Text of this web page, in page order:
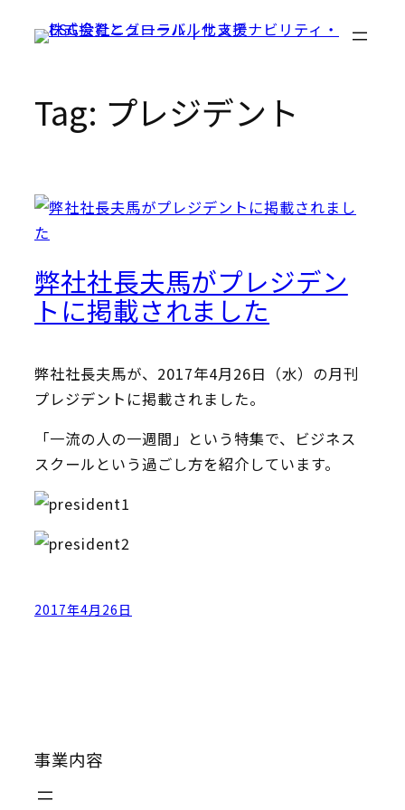
Tag: プレジデント
弊社社長夫馬がプレジデン
トに掲載されました
弊社社長夫馬が、2017年4月26日（水）の月刊
プレジデントに掲載されました。
「一流の人の一週間」という特集で、ビジネス
スクールという過ごし方を紹介しています。
2017年4月26日
事業内容